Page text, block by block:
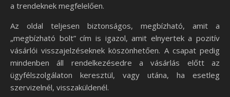
a trendeknek megfelelően.
Az oldal teljesen biztonságos, megbízható, amit a
„megbízható bolt” cím is igazol, amit elnyertek a pozitív
vásárlói visszajelzéseknek köszönhetően. A csapat pedig
mindenben áll rendelkezésedre a vásárlás előtt az
ügyfélszolgálaton keresztül, vagy utána, ha esetleg
szervizelnél, visszaküldenél.